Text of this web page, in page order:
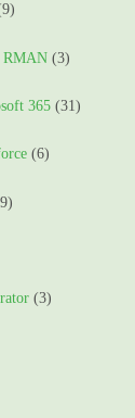
RMAN (3)
365 (31)
(6)
(3)